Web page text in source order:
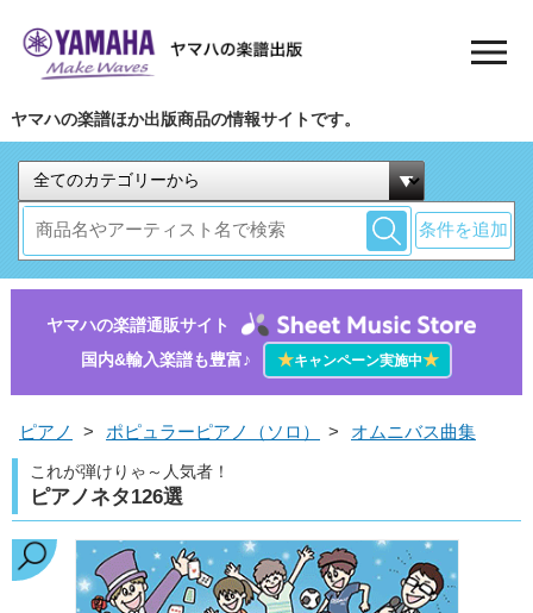
ヤマハの楽譜ほか出版商品の情報サイトです。
条件を追加
ヤマハの楽譜通販サイト
国内&輸入楽譜も豊富♪
★キャンペーン実施中★
ピアノ > ポピュラーピアノ（ソロ） > オムニバス曲集
これが弾けりゃ～人気者！
ピアノネタ126選